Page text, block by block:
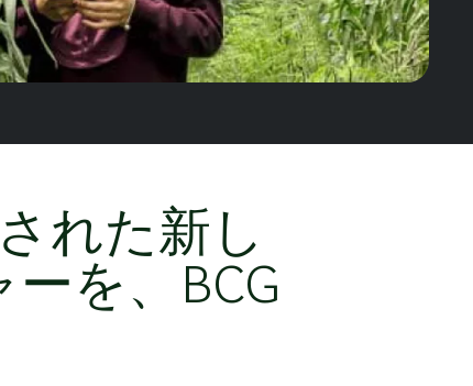
れた新し
を、BCG